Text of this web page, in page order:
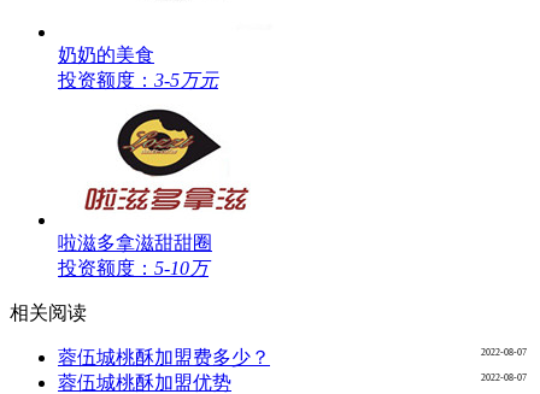
奶奶的美食
投资额度： 3-5万元
啦滋多拿滋甜甜圈
投资额度： 5-10万
相关阅读
2022-08-07
蓉伍城桃酥加盟费多少？
2022-08-07
蓉伍城桃酥加盟优势